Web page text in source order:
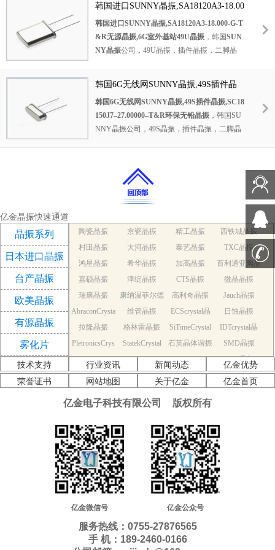
SMD封装，
基本晶体设计，紧公差/稳定，采
用高可靠的缝焊方法，胶带和卷轴可选，自动
安装，无铅，符合RoHS标准
韩国进口SUNNY晶振,SA18120A3-18.00
0-G-T&R无源晶振,6G室外基站49U晶振
韩国进口SUNNY晶振,SA18120A3-18.000-G-T
&R无源晶振,6G室外基站49U晶振 ，韩国SUN
NY晶振公司，49U晶振，插件晶振，二脚晶
装，AT-Cut晶体设计， 电阻焊密封，磁带和卷
轴，绝缘体标签，三个引线和自定义引线长度
选项可用，无铅，符合RoHS标准
韩国6G无线网SUNNY晶振,49S插件晶
振,SC18150J7–27.00000–T&R环保无铅
晶振
韩国6G无线网SUNNY晶振,49S插件晶振,SC18
150J7–27.00000–T&R环保无铅晶振 ，韩国SU
NNY晶振公司，49S晶振，插件晶振，二脚晶
带和卷轴，绝缘体标签，三引线和自定义引线
长度可供选择，严格的公差/稳定性，
合RoHS标准。
亿金晶振快速通道
晶振系列
日本进口晶振
台产晶振
欧美晶振
有源晶振
雾化片
陶瓷晶振 京瓷晶振 精工晶振
西铁城晶振
村田晶振
大河晶振 泰艺晶振
TXC晶振
鸿星晶振
希华晶振 加高晶振
百利通亚陶晶
振
嘉硕晶振 津绽晶振 CTS晶振
微晶晶振
瑞康晶振
康纳温菲尔德
晶振
高利奇晶振
Jauch晶振
AbraconCrysta
l晶振
维管晶振
ECScrystal晶
振
日蚀晶振
拉隆晶振
格林雷晶振
SiTimeCrystal
晶振
IDTcrystal晶
振
PletronicsCrys
tal晶振
StatekCrystal
晶振
石英晶体谐振
器
SMD晶振
KDS Quartz cr
ystal
NDK Quartz c
rystal
EPSON Quart
z crystal
AEK晶振
AEL晶振
Cardinal晶振 Crystek晶振
Euroquartz晶
振
KVG晶振
MMDCOMP
MtronPTI晶振
QuartzCom晶
振
QuartzChnik
SUNTSU晶振
Transko晶振
WI2WI晶振
富士晶振
MERCURY晶
振
韩国三呢晶振
ITTI晶振 ACT晶振
Lihom晶振
rubyquartz晶
Oscilent晶振
SHINSUNG
晶振
SMI晶振 PDI晶振
C-TECH晶振
Microchip晶
NIC晶振
QVS晶振 Bomar晶振
技术支持 行业资讯 新闻动态
亿金优势
荣誉证书
网站地图 关于亿金 亿金首页
亿金电子科技有限公司 版权所有
亿金微信号 亿金公众号
服务热线：0755-27876565
手 机：189-2460-0166